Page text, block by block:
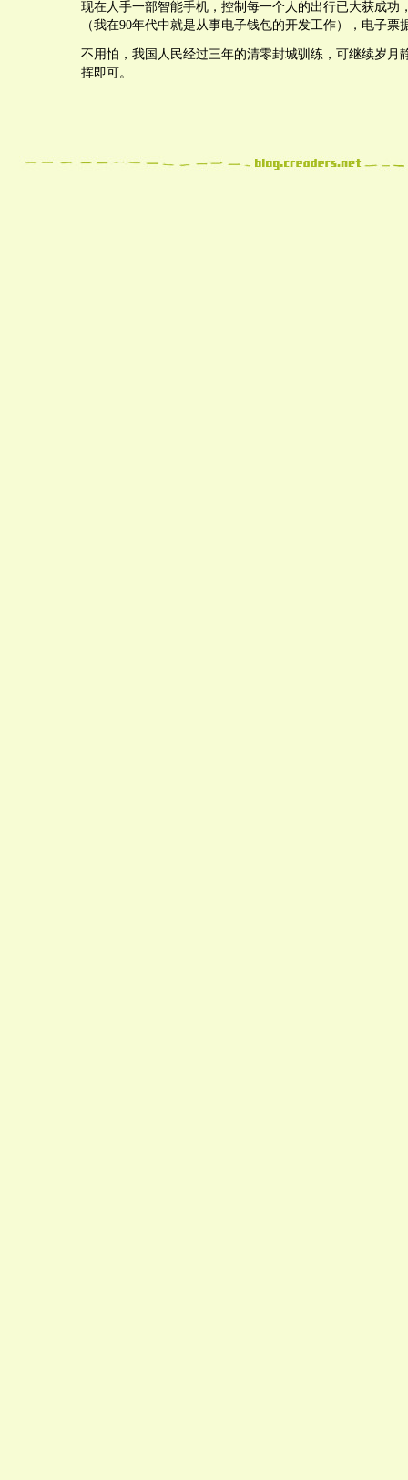
现在人手一部智能手机，控制每一个人的出行已大获成功
（我在90年代中就是从事电子钱包的开发工作），电子票
不用怕，我国人民经过三年的清零封城驯练，可继续岁月
挥即可。